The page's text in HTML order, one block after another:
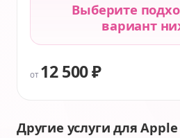
Выберите
вариант
от 12 500 ₽
Другие услуги для